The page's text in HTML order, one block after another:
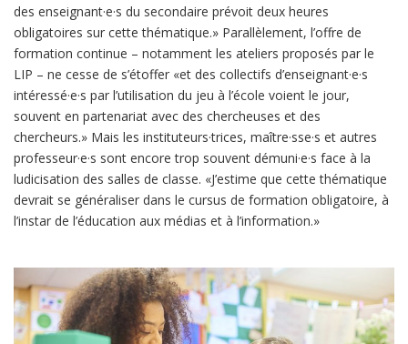
des enseignant·e·s du secondaire prévoit deux heures
obligatoires sur cette thématique.» Parallèlement, l’offre de
formation continue – notamment les ateliers proposés par le
LIP – ne cesse de s’étoffer «et des collectifs d’enseignant·e·s
intéressé·e·s par l’utilisation du jeu à l’école voient le jour,
souvent en partenariat avec des chercheuses et des
chercheurs.» Mais les instituteurs·trices, maître·sse·s et autres
professeur·e·s sont encore trop souvent démuni·e·s face à la
ludicisation des salles de classe. «J’estime que cette thématique
devrait se généraliser dans le cursus de formation obligatoire, à
l’instar de l’éducation aux médias et à l’information.»